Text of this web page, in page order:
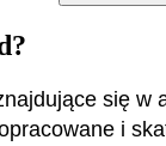
się w
i